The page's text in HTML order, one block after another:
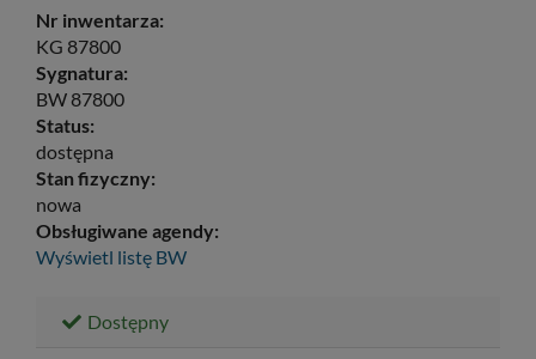
Nr inwentarza:
KG 87800
Sygnatura:
BW 87800
Status:
dostępna
Stan fizyczny:
nowa
Obsługiwane agendy:
Wyświetl listę BW
Dostępny